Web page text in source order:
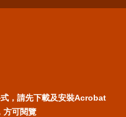
，請先下載及安裝Acrobat
方可閱覽